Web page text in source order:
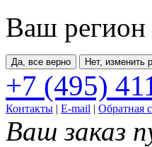
Ваш
Да, все верно Нет, изменить
+7 (495)
Контакты | E-mail | Обратная
Ваш заказ